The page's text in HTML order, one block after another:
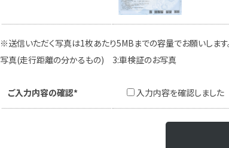
※送信いただく写真は1枚あたり5MBまでの容量でお願いしま
写真(走行距離の分かるもの) 3:車検証のお写真
ご入力内容の確認* 入力内容を確認しました